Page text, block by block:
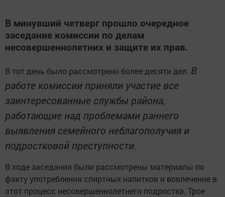
В минувший четверг прошло очередное
заседание комиссии по делам
несовершеннолетних и защите их прав.
В тот день было рассмотрено более десяти дел. В
работе комиссии приняли участие все
заинтересованные службы района,
работающие над проблемами раннего
выявления семейного неблагополучия и
подростковой преступности.
В ходе заседания были рассмотрены материалы по
факту употребления спиртных напитков и вовлечение в
этот процесс несовершеннолетнего подростка. Трое